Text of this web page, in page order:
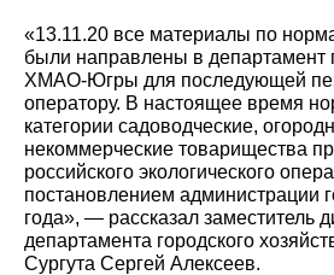
«13.11.20 все материалы по
были направлены в
ХМАО-Югры для последующей
оператору. В настоящее время
категории садоводческие,
некоммерческие товарищества
российского экологического
постановлением администрации
года», — рассказал заместитель
департамента городского
Сургута Сергей Алексеев.